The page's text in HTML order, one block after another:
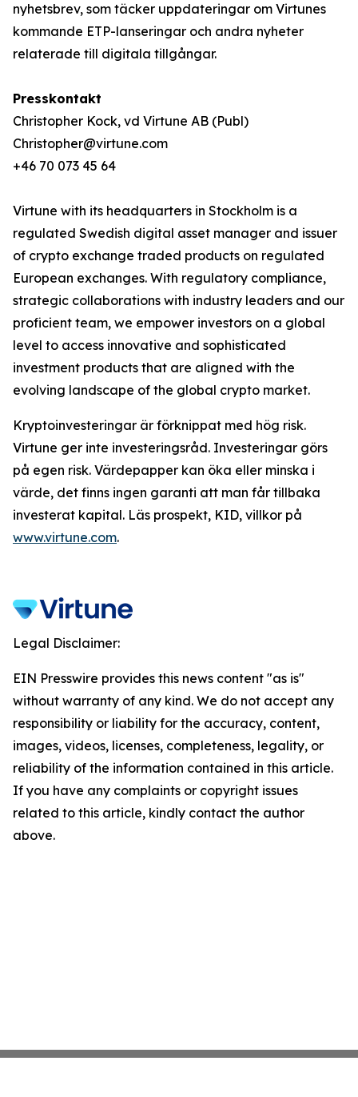
nyhetsbrev, som täcker uppdateringar om Virtunes
kommande ETP-lanseringar och andra nyheter
relaterade till digitala tillgångar.
Presskontakt
Christopher Kock, vd Virtune AB (Publ)
Christopher@virtune.com
+46 70 073 45 64
Virtune with its headquarters in Stockholm is a
regulated Swedish digital asset manager and issuer
of crypto exchange traded products on regulated
European exchanges. With regulatory compliance,
strategic collaborations with industry leaders and our
proficient team, we empower investors on a global
level to access innovative and sophisticated
investment products that are aligned with the
evolving landscape of the global crypto market.
Kryptoinvesteringar är förknippat med hög risk.
Virtune ger inte investeringsråd. Investeringar görs
på egen risk. Värdepapper kan öka eller minska i
värde, det finns ingen garanti att man får tillbaka
investerat kapital. Läs prospekt, KID, villkor på
www.virtune.com.
Legal Disclaimer:
EIN Presswire provides this news content "as is"
without warranty of any kind. We do not accept any
responsibility or liability for the accuracy, content,
images, videos, licenses, completeness, legality, or
reliability of the information contained in this article.
If you have any complaints or copyright issues
related to this article, kindly contact the author
above.